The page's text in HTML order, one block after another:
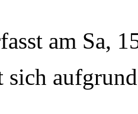
am Sa,
sich